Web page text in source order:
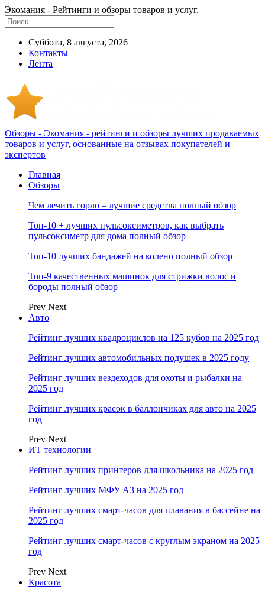
Экомания - Рейтинги и обзоры товаров и услуг.
Суббота, 8 августа, 2026
Контакты
Лента
Обзоры - Экомания - рейтинги и обзоры лучших продаваемых
товаров и услуг, основанные на отзывах покупателей и
экспертов
Главная
Обзоры
Чем лечить горло – лучшие средства полный обзор
Топ-10 + лучших пульсоксиметров, как выбрать
пульсоксиметр для дома полный обзор
Топ-10 лучших бандажей на колено полный обзор
Топ-9 качественных машинок для стрижки волос и
бороды полный обзор
Prev Next
Авто
Рейтинг лучших квадроциклов на 125 кубов на 2025 год
Рейтинг лучших автомобильных подушек в 2025 году
Рейтинг лучших вездеходов для охоты и рыбалки на
2025 год
Рейтинг лучших красок в баллончиках для авто на 2025
год
Prev Next
ИТ технологии
Рейтинг лучших принтеров для школьника на 2025 год
Рейтинг лучших МФУ А3 на 2025 год
Рейтинг лучших смарт-часов для плавания в бассейне на
2025 год
Рейтинг лучших смарт-часов с круглым экраном на 2025
год
Prev Next
Красота